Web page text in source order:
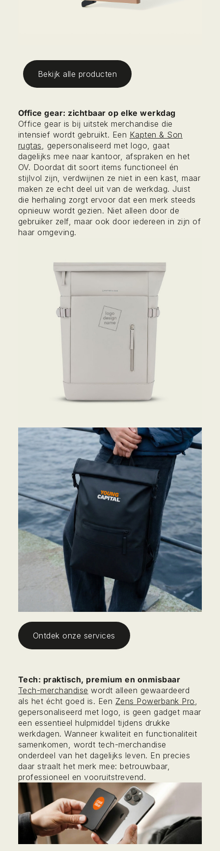
Bekijk alle producten
Office gear: zichtbaar op elke werkdag
Office gear is bij uitstek merchandise die
intensief wordt gebruikt. Een Kapten & Son
rugtas, gepersonaliseerd met logo, gaat
dagelijks mee naar kantoor, afspraken en het
OV. Doordat dit soort items functioneel én
stijlvol zijn, verdwijnen ze niet in een kast, maar
maken ze echt deel uit van de werkdag. Juist
die herhaling zorgt ervoor dat een merk steeds
opnieuw wordt gezien. Niet alleen door de
gebruiker zelf, maar ook door iedereen in zijn of
haar omgeving.
Ontdek onze services
Tech: praktisch, premium en onmisbaar
Tech-merchandise wordt alleen gewaardeerd
als het écht goed is. Een Zens Powerbank Pro
gepersonaliseerd met logo, is geen gadget maar
een essentieel hulpmiddel tijdens drukke
werkdagen. Wanneer kwaliteit en functionaliteit
samenkomen, wordt tech-merchandise
onderdeel van het dagelijks leven. En precies
daar straalt het merk mee: betrouwbaar,
professioneel en vooruitstrevend.